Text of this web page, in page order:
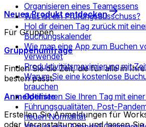
Neues Produkt entdecken
Für Gruppen
Gruppenumfrage
Finden Sie die Zeit, die für alle in
besten passt.
Anmeldeliste
Erstellen Sie Anmeldungen für
oder Veranstaltungen und lassen
Organisieren eines Teamessens
Was ist ein Prüfungsausschuss?
Hol dir deinen Tag zurück mit
Buchungskalender
Wie man eine App zum Buchen
verwendet
Produktivitätsmaximierung mit
Warum Sie eine kostenlose
brauchen
Optimieren Sie Ihren Tag mit
Führungsqualitäten, Post-
neuen Normalität